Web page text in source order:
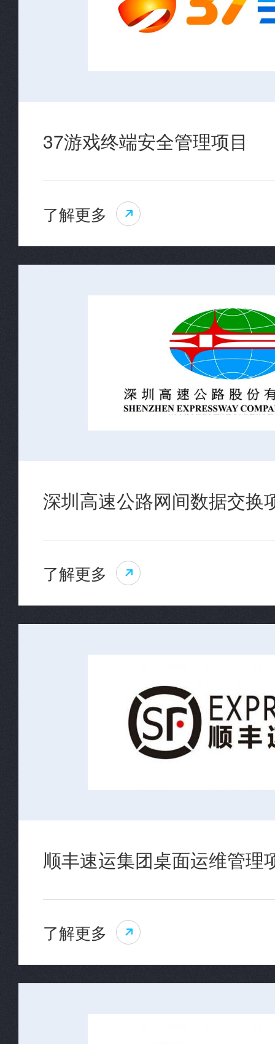
37游戏终端安全管理项目
了解更多 
深圳高速公路网间数据交换
了解更多 
顺丰速运集团桌面运维管理
了解更多 